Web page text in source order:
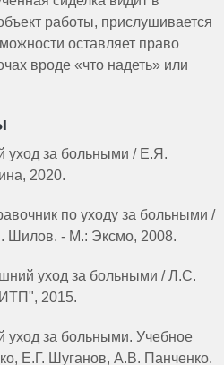
работы, прислушивается
оставляет право
вроде «что надеть» или
уход за больными / Е.Я.
2020.
по уходу за больными /
Шилов. - М.: Эксмо, 2008.
уход за больными / Л.С.
2015.
за больными. Учебное
Е.Г. Шуганов, А.В. Панченко.